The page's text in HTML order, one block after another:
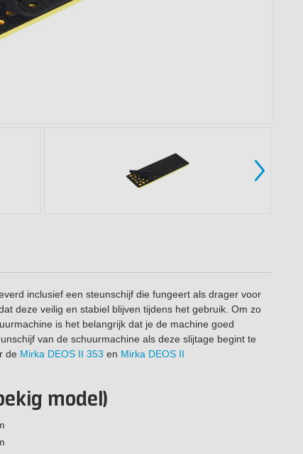
inclusief een steunschijf die fungeert als drager voor
deze veilig en stabiel blijven tijdens het gebruik. Om zo
is het belangrijk dat je de machine goed
van de schuurmachine als deze slijtage begint te
de Mirka DEOS II 353 en Mirka DEOS II
model)